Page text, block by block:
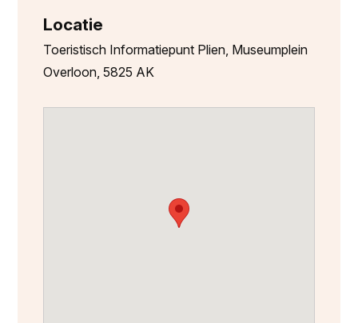
Locatie
Toeristisch Informatiepunt Plien, Museumplein
Overloon, 5825 AK